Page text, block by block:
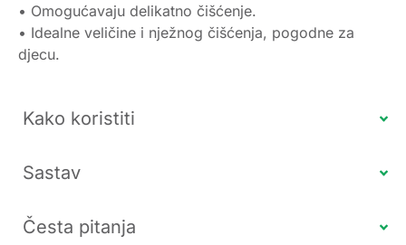
• Omogućavaju delikatno čišćenje.
• Idealne veličine i nježnog čišćenja, pogodne za
djecu.
Kako koristiti
Sastav
Česta pitanja